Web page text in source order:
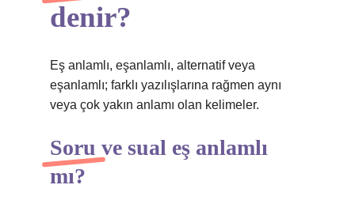
denir?
Eş anlamlı, eşanlamlı, alternatif veya
eşanlamlı; farklı yazılışlarına rağmen aynı
veya çok yakın anlamı olan kelimeler.
Soru ve sual eş anlamlı
mı?